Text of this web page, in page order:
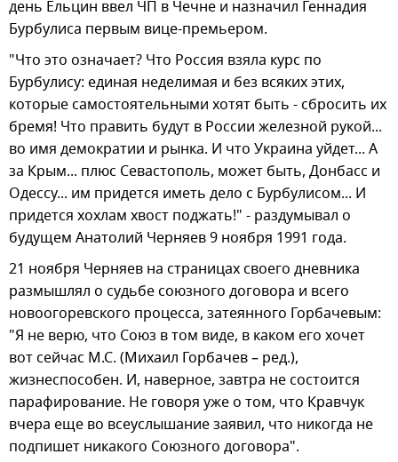
день Ельцин ввел ЧП в Чечне и назначил Геннадия
Бурбулиса первым вице-премьером.
"Что это означает? Что Россия взяла курс по
Бурбулису: единая неделимая и без всяких этих,
которые самостоятельными хотят быть - сбросить их
бремя! Что править будут в России железной рукой...
во имя демократии и рынка. И что Украина уйдет... А
за Крым... плюс Севастополь, может быть, Донбасс и
Одессу... им придется иметь дело с Бурбулисом... И
придется хохлам хвост поджать!" - раздумывал о
будущем Анатолий Черняев 9 ноября 1991 года.
21 ноября Черняев на страницах своего дневника
размышлял о судьбе союзного договора и всего
новоогоревского процесса, затеянного Горбачевым:
"Я не верю, что Союз в том виде, в каком его хочет
вот сейчас М.С. (Михаил Горбачев – ред.),
жизнеспособен. И, наверное, завтра не состоится
парафирование. Не говоря уже о том, что Кравчук
вчера еще во всеуслышание заявил, что никогда не
подпишет никакого Союзного договора".